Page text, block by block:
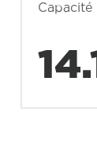
Capacité